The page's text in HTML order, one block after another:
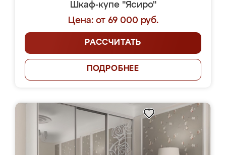
Шкаф-купе "Ясиро"
Цена: от 69 000 руб.
РАССЧИТАТЬ
ПОДРОБНЕЕ